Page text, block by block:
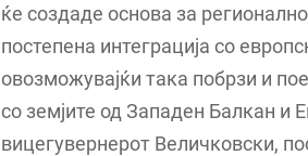
ќе создаде основа за
постепена интеграција со
овозможувајќи така побрзи и
со земјите од Западен Балкан и
вицегувернерот Величковски,